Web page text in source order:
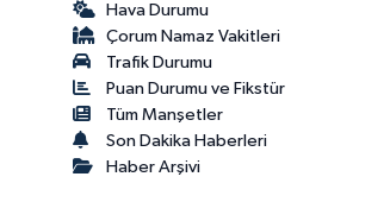
Hava Durumu
Çorum Namaz Vakitleri
Trafik Durumu
Puan Durumu ve Fikstür
Tüm Manşetler
Son Dakika Haberleri
Haber Arşivi